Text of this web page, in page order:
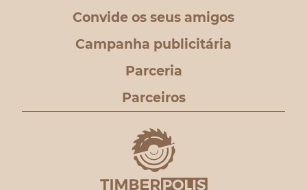
Convide os seus amigos
Campanha publicitária
Parceria
Parceiros